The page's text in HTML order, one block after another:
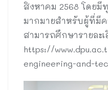
สิงหาคม 2568 โดยมี
มากมายสำหรับผู้ที่มี
สามารถศึกษารายละ
https://
engineering-and-